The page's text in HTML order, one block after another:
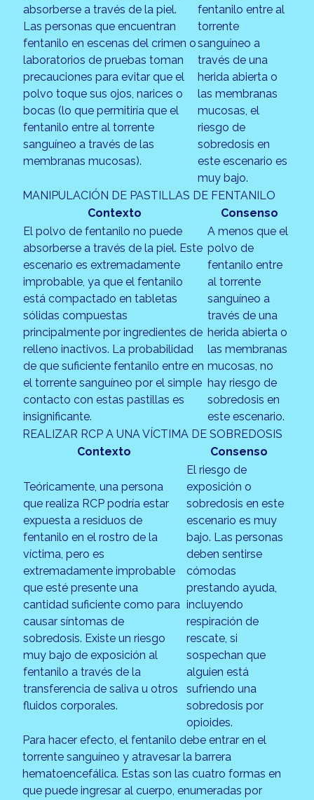
absorberse a través de la piel.
Las personas que encuentran
fentanilo en escenas del crimen o
laboratorios de pruebas toman
precauciones para evitar que el
polvo toque sus ojos, narices o
bocas (lo que permitiría que el
fentanilo entre al torrente
sanguíneo a través de las
membranas mucosas).
fentanilo entre al
torrente
sanguíneo a
través de una
herida abierta o
las membranas
mucosas, el
riesgo de
sobredosis en
este escenario es
muy bajo.
MANIPULACIÓN DE PASTILLAS DE FENTANILO
Contexto
Consenso
El polvo de fentanilo no puede
absorberse a través de la piel. Este
escenario es extremadamente
improbable, ya que el fentanilo
está compactado en tabletas
sólidas compuestas
principalmente por ingredientes de
relleno inactivos. La probabilidad
de que suficiente fentanilo entre en
el torrente sanguíneo por el simple
contacto con estas pastillas es
insignificante.
A menos que el
polvo de
fentanilo entre
al torrente
sanguíneo a
través de una
herida abierta o
las membranas
mucosas, no
hay riesgo de
sobredosis en
este escenario.
REALIZAR RCP A UNA VÍCTIMA DE SOBREDOSIS
Contexto
Consenso
Teóricamente, una persona
que realiza RCP podría estar
expuesta a residuos de
fentanilo en el rostro de la
víctima, pero es
extremadamente improbable
que esté presente una
cantidad suficiente como para
causar síntomas de
sobredosis. Existe un riesgo
muy bajo de exposición al
fentanilo a través de la
transferencia de saliva u otros
fluidos corporales.
El riesgo de
exposición o
sobredosis en este
escenario es muy
bajo. Las personas
deben sentirse
cómodas
prestando ayuda,
incluyendo
respiración de
rescate, si
sospechan que
alguien está
sufriendo una
sobredosis por
opioides.
Para hacer efecto, el fentanilo debe entrar en el
torrente sanguíneo y atravesar la barrera
hematoencefálica. Estas son las cuatro formas en
que puede ingresar al cuerpo, enumeradas por